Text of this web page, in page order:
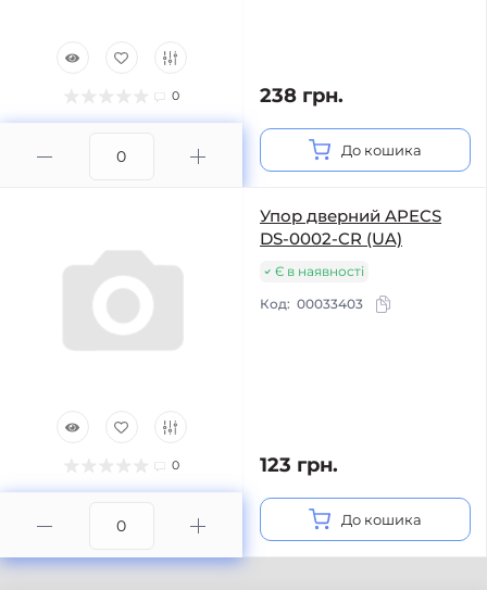
0 238 грн.
До кошика
0
Упор дверний APECS
DS-0002-CR (UA)
Є в наявності
Код: 00033403
123 грн.
До кошика